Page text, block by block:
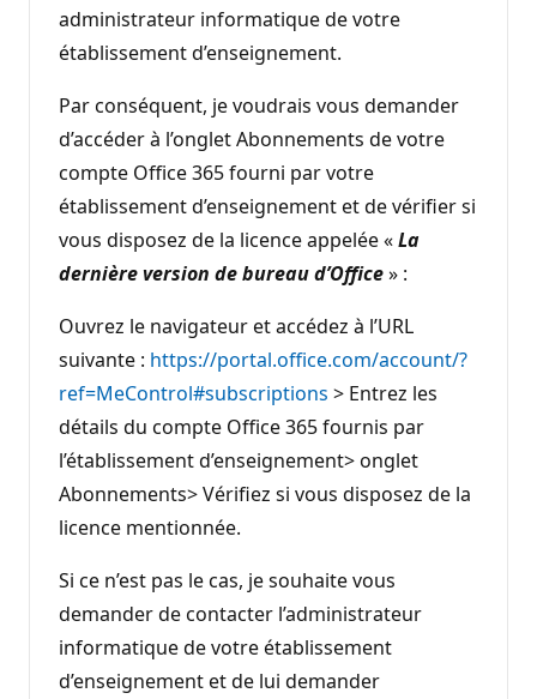
administrateur informatique de votre
établissement d’enseignement.
Par conséquent, je voudrais vous demander
d’accéder à l’onglet Abonnements de votre
compte Office 365 fourni par votre
établissement d’enseignement et de vérifier si
vous disposez de la licence appelée «La
dernière version de bureau d’Office» :
Ouvrez le navigateur et accédez à l’URL
suivante : https://portal.office.com/account/?
ref=MeControl#subscriptions > Entrez les
détails du compte Office 365 fournis par
l’établissement d’enseignement> onglet
Abonnements> Vérifiez si vous disposez de la
licence mentionnée.
Si ce n’est pas le cas, je souhaite vous
demander de contacter l’administrateur
informatique de votre établissement
d’enseignement et de lui demander